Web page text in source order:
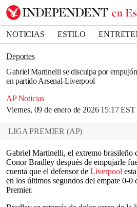
NOTICIAS ESTILO
DEPORTES
Deportes
Gabriel Martinelli se disculpa por
en partido Arsenal-Liverpool
AP Noticias
Viernes, 09 de enero de 2026 15:17 EST
Bookmark popover
Removed from bookmarks
Close popover
LIGA PREMIER (AP)
Gabriel Martinelli, el extremo brasileño
Conor Bradley después de empujarle
cuenta que el defensor de Liverpool
en los últimos segundos del empate 0-0
Premier.